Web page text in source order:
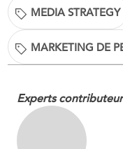
MEDIA STRATEGY
MARKETING DE
Experts